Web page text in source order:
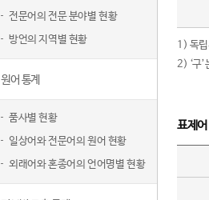
전문어의 전문 분야별 현황
방언의 지역별 현황
원어 통계
품사별 현황
일상어와 전문어의 원어 현황
외래어와 혼종어의 언어명별 현황
1) 독립
2) ‘구
표제